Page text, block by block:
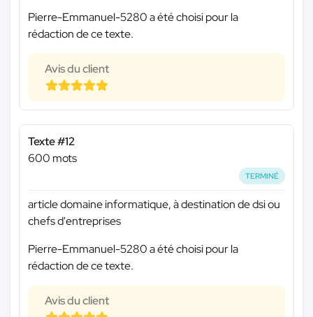
Pierre-Emmanuel-5280 a été choisi pour la
rédaction de ce texte.
Avis du client
Texte #12
600 mots
TERMINÉ
article domaine informatique, à destination de dsi ou
chefs d'entreprises
Pierre-Emmanuel-5280 a été choisi pour la
rédaction de ce texte.
Avis du client